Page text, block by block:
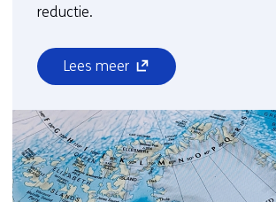
reductie.
Lees meer
over
NMO
ondersteunt
versterkte
samenwerking
met
(opent
in
nieuw
venster)
(verwijst
naar
een